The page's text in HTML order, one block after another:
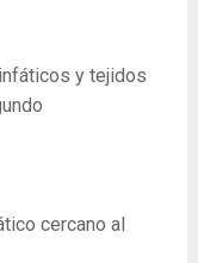
y tejidos
cercano al